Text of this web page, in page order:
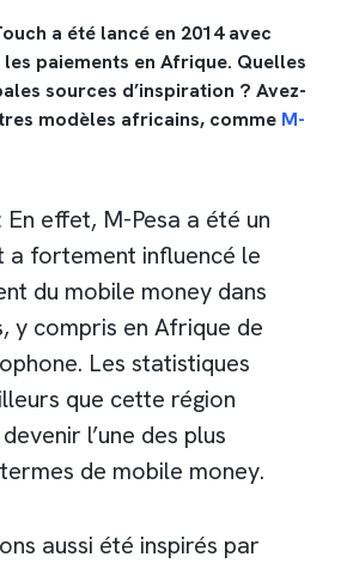
a été lancé en 2014 avec
paiements en Afrique. Quelles
sources d’inspiration ? Avez-
modèles africains, comme M-
En effet, M-Pesa a été un
a fortement influencé le
du mobile money dans
y compris en Afrique de
Les statistiques
que cette région
l’une des plus
de mobile money.
aussi été inspirés par